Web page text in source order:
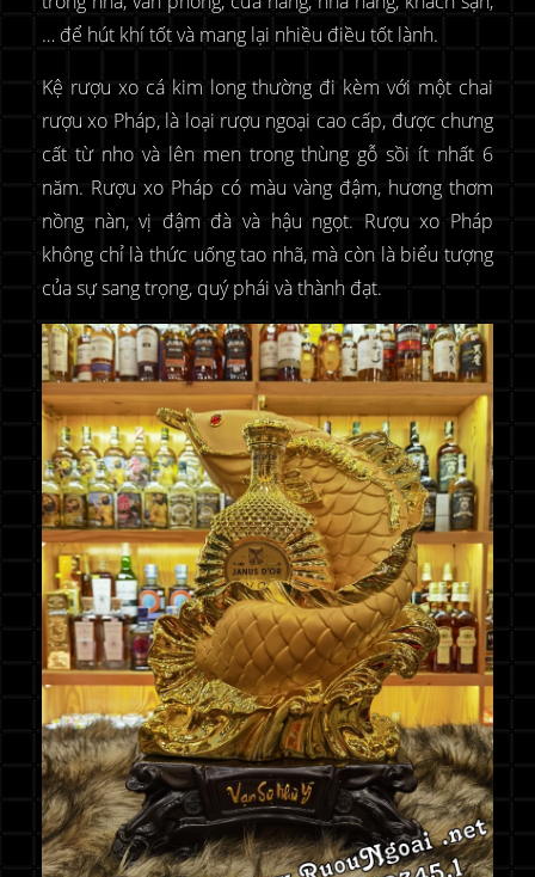
… để hút khí tốt và mang lại nhiều điều tốt lành.
Kệ rượu xo cá kim long thường đi kèm với một chai
rượu xo Pháp, là loại rượu ngoại cao cấp, được chưng
cất từ nho và lên men trong thùng gỗ sồi ít nhất 6
năm. Rượu xo Pháp có màu vàng đậm, hương thơm
nồng nàn, vị đậm đà và hậu ngọt. Rượu xo Pháp
không chỉ là thức uống tao nhã, mà còn là biểu tượng
của sự sang trọng, quý phái và thành đạt.